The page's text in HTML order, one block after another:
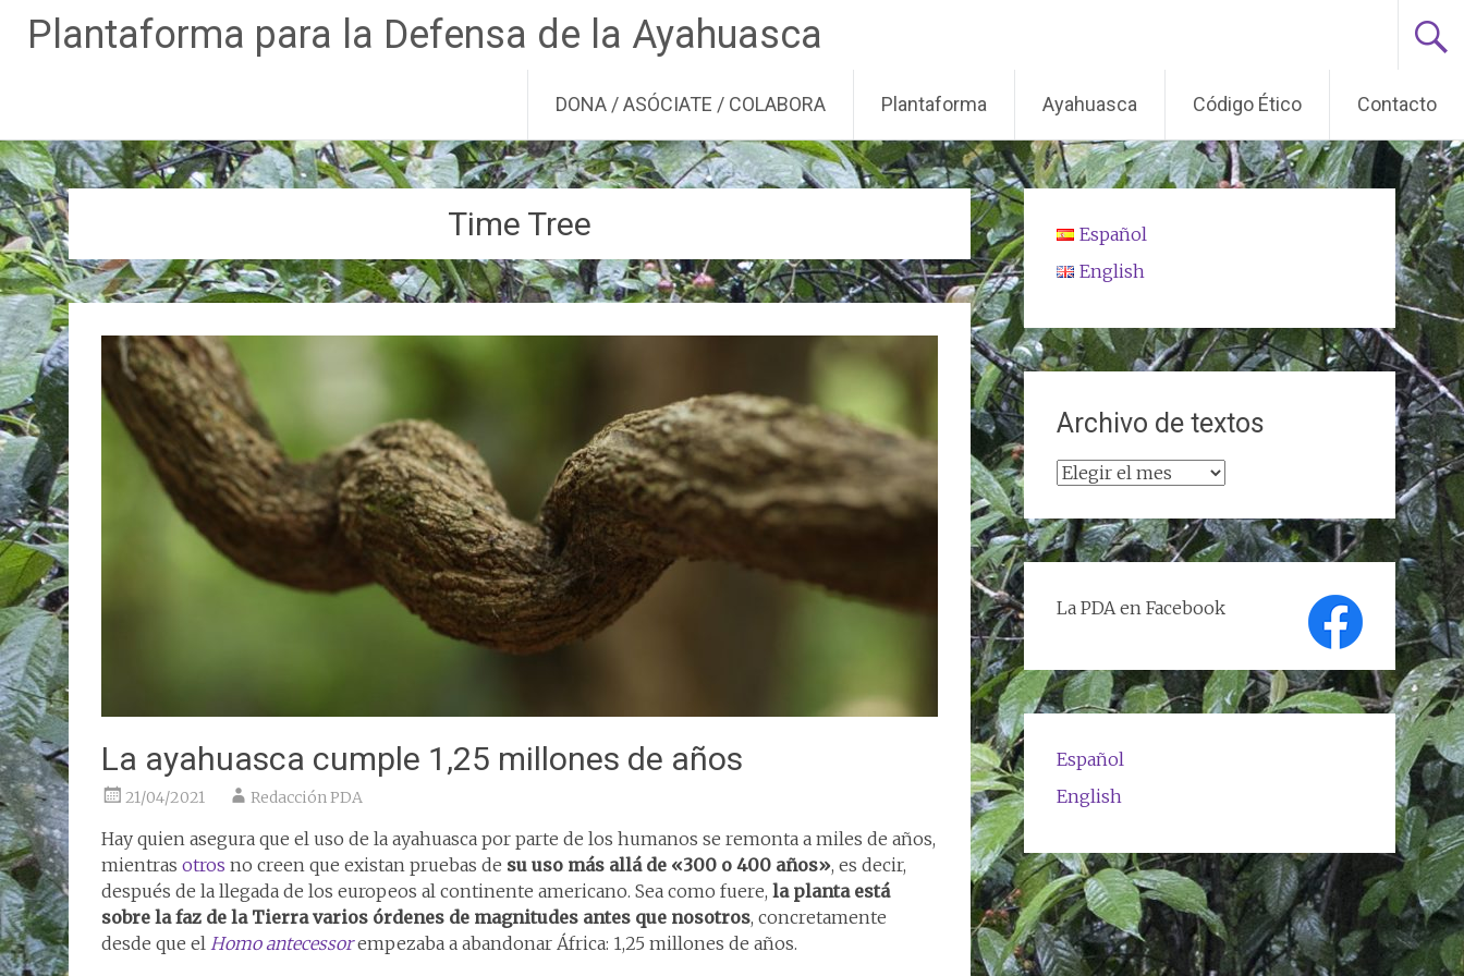
Ir
al
contenido
Plantaforma para la Defensa de la Ayahuasca
DONA / ASÓCIATE / COLABORA Plantaforma Ayahuasca Código Ético Contacto
Time Tree
La ayahuasca cumple 1,25 millones de años
21/04/2021 Redacción PDA
Hay quien asegura que el uso de la ayahuasca por parte de los humanos se remonta a miles de años,
mientras otros no creen que existan pruebas de su uso más allá de «300 o 400 años», es decir,
después de la llegada de los europeos al continente americano. Sea como fuere, la planta está
sobre la faz de la Tierra varios órdenes de magnitudes antes que nosotros, concretamente
desde que el Homo antecessor empezaba a abandonar África: 1,25 millones de años.
Español
English
Archivo de textos
Archivo
textos
La PDA en Facebook
Español
English